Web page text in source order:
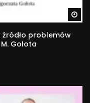
źródło problemów
Gołota